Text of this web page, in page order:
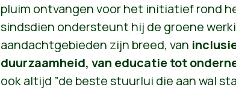
pluim ontvangen voor het initiatief rond
sindsdien ondersteunt hij de groene
aandachtgebieden zijn breed, van
duurzaamheid, van educatie tot
ook altijd ”de beste stuurlui die aan wal